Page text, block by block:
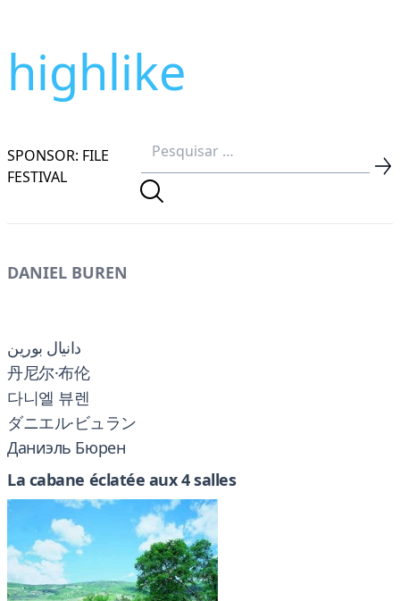
highlike
SPONSOR: FILE
FESTIVAL
DANIEL BUREN
دانيال بورين
丹尼尔·布伦
다니엘 뷰렌
ダニエル·ビュラン
Даниэль Бюрен
La cabane éclatée aux 4 salles